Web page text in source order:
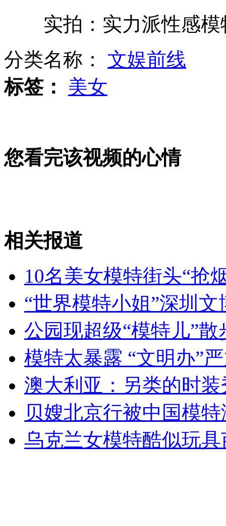
高三女生高考前欲割肝救父
城管笑脸劝哭泣商贩与其聊家常
日首相穿花衬衫上班 环保节电
山西运城恶犬咬伤多人 警民合力深夜将其击毙
女孩北京地铁殴打老人 痛下狠手拳打脚踢
无痛分娩是否安全 医生回应
外交部：反对强权政治霸凌主义
外交部：有关国家言论片面不公正
实拍：实力派性感模
分类名称： 文娱前线
标签：
美女
您看完该视频的心情
相关报道
10名美女模特街头“抢
“世界模特小姐”深圳
公园现超级“模特儿”
模特太暴露 “文明办”
澳大利亚：另类的时
贝嫂北京行被中国模
乌克兰女模特酷似玩